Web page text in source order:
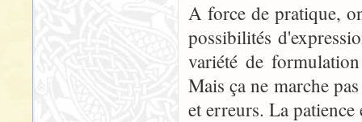
A force de pratique,
possibilités
variété de
Mais ça ne marche
et erreurs. La patience